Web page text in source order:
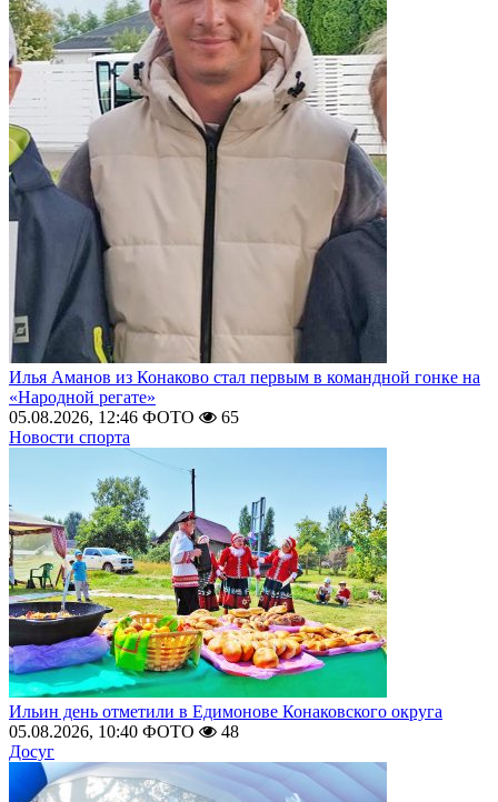
Илья Аманов из Конаково стал первым в командной гонке на
«Народной регате»
05.08.2026, 12:46 ФОТО
65
Новости спорта
Ильин день отметили в Едимонове Конаковского округа
05.08.2026, 10:40 ФОТО
48
Досуг